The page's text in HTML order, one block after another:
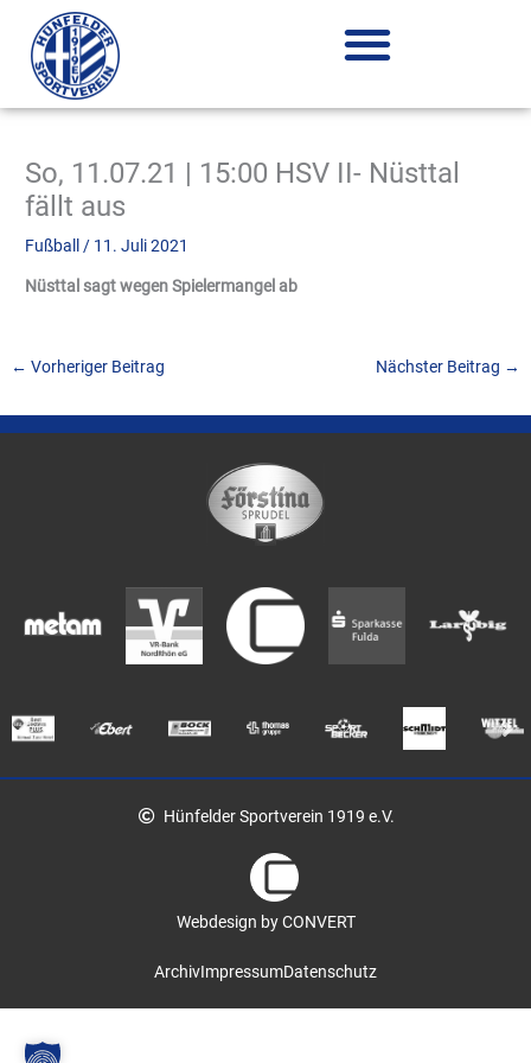
Inhalt
springen
So, 11.07.21 | 15:00 HSV II- Nüsttal
fällt aus
Fußball / 11. Juli 2021
Nüsttal sagt wegen Spielermangel ab
← Vorheriger Beitrag Nächster Beitrag →
Hünfelder Sportverein 1919 e.V.
Webdesign by CONVERT
ArchivImpressumDatenschutz